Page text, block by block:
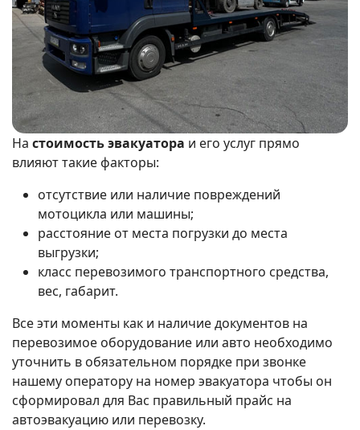
На стоимость эвакуатора и его услуг прямо
влияют такие факторы:
отсутствие или наличие повреждений
мотоцикла или машины;
расстояние от места погрузки до места
выгрузки;
класс перевозимого транспортного средства,
вес, габарит.
Все эти моменты как и наличие документов на
перевозимое оборудование или авто необходимо
уточнить в обязательном порядке при звонке
нашему оператору на номер эвакуатора чтобы он
сформировал для Вас правильный прайс на
автоэвакуацию или перевозку.